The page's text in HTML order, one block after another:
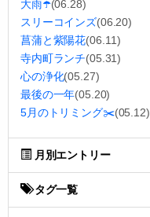
大雨☂️(06.28)
スリーコインズ(06.20)
菖蒲と紫陽花(06.11)
寺内町ランチ(05.31)
心の浄化(05.27)
最後の一年(05.20)
5月のトリミング✂️(05.12)
月別エントリー
タグ一覧